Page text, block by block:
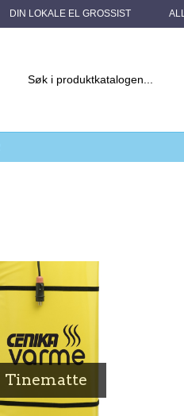
DIN LOKALE EL GROSSIST
Tinematte